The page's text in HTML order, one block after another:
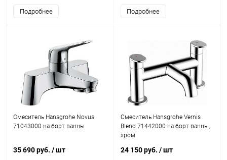
Подробнее Подробнее
Смеситель Hansgrohe Novus
71043000 на борт ванны
35 690 руб. / шт
Смеситель Hansgrohe Vernis
Blend 71442000 на борт ванны,
хром
24 150 руб. / шт